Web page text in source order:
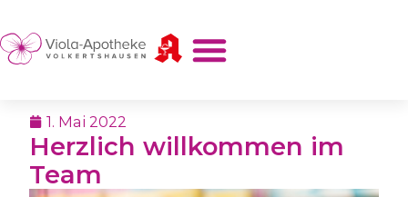
1. Mai 2022
Herzlich willkommen im
Team